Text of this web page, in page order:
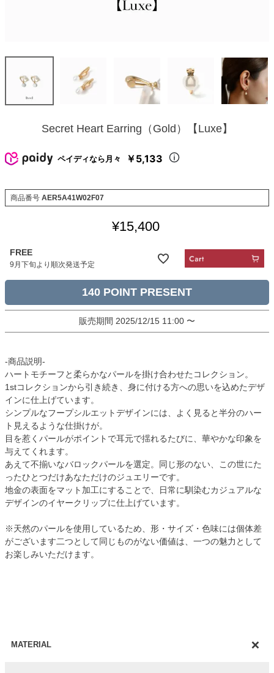
Secret Heart Earring（Gold）【Luxe】
ペイディなら月々 ￥5,133
商品番号 AER5A41W02F07
¥15,400
FREE
9月下旬より順次発送予定
140
販売期間 2025/12/15 11:00 〜
-商品説明-
ハートモチーフと柔らかなパールを掛け合わせたコレクション。
1stコレクションから引き続き、身に付ける方への思いを込めたデザ
インに仕上げています。
シンプルなフープシルエットデザインには、よく見ると半分のハー
ト見えるような仕掛けが。
目を惹くパールがポイントで耳元で揺れるたびに、華やかな印象を
与えてくれます。
あえて不揃いなバロックパールを選定。同じ形のない、この世にた
ったひとつだけあなただけのジュエリーです。
地金の表面をマット加工にすることで、日常に馴染むカジュアルな
デザインのイヤークリップに仕上げています。
※天然のパールを使用しているため、形・サイズ・色味には個体差
がございます二つとして同じものがない価値は、一つの魅力として
お楽しみいただけます。
MATERIAL